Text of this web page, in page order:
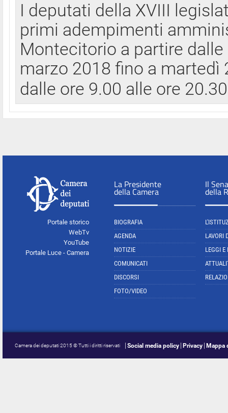
I deputati della XVIII
primi adempimenti
Montecitorio a partire
marzo 2018 fino a
dalle ore 9.00 alle ore
Portale storico
WebTv
YouTube
Portale Luce - Camera
La Presidente
della Camera
BIOGRAFIA
AGENDA
NOTIZIE
COMUNICATI
DISCORSI
FOTO/VIDEO
Il
della
LAVORI
LEGGI E
Camera dei deputati 2015 © Tutti i diritti riservati Social media policy Privacy Mappa